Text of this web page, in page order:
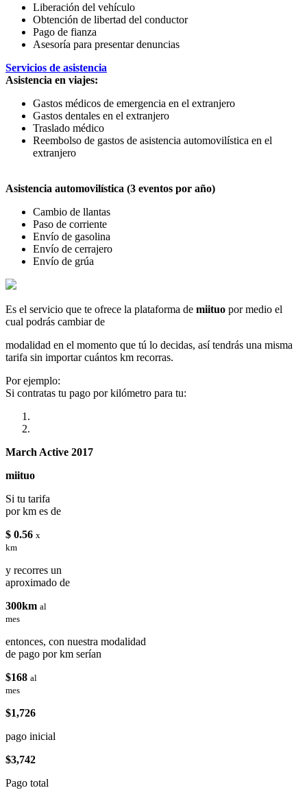
Liberación del vehículo
Obtención de libertad del conductor
Pago de fianza
Asesoría para presentar denuncias
Servicios de asistencia
Asistencia en viajes:
Gastos médicos de emergencia en el extranjero
Gastos dentales en el extranjero
Traslado médico
Reembolso de gastos de asistencia automovilística en el
extranjero
Asistencia automovilística (3 eventos por año)
Cambio de llantas
Paso de corriente
Envío de gasolina
Envío de cerrajero
Envío de grúa
Es el servicio que te ofrece la plataforma de miituo por medio el
cual podrás cambiar de
modalidad en el momento que tú lo decidas, así tendrás una misma
tarifa sin importar cuántos km recorras.
Por ejemplo:
Si contratas tu pago por kilómetro para tu:
March Active 2017
miituo
Si tu tarifa
por km es de
$ 0.56 x
km
y recorres un
aproximado de
300km al
mes
entonces, con nuestra modalidad
de pago por km serían
$168 al
mes
$1,726
pago inicial
$3,742
Pago total